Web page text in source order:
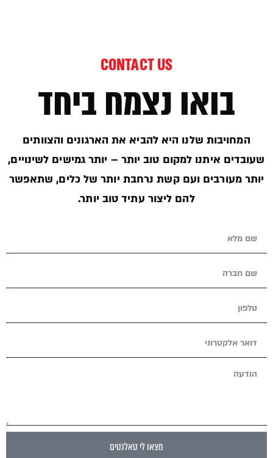
CONTACT US
בואו נצמח ביחד
המחויבות שלנו היא להביא את הארגונים והצוותים
שעובדים איתנו למקום טוב יותר – יותר גמישים לשינויים,
יותר מעורבים ועם קשת נרחבת יותר של כלים, שתאפשר
להם ליצור עתיד טוב יותר.
מצאו לי טאלנטים